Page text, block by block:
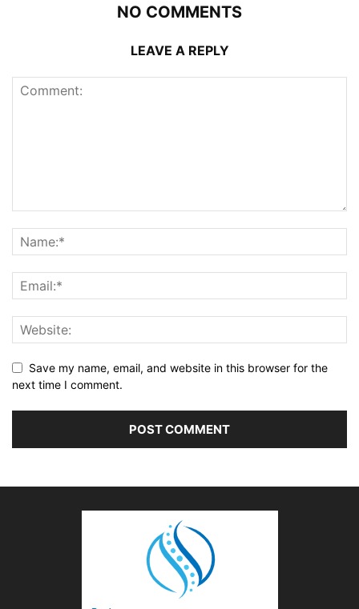
NO COMMENTS
LEAVE A REPLY
Save my name, email, and website in this browser for the
next time I comment.